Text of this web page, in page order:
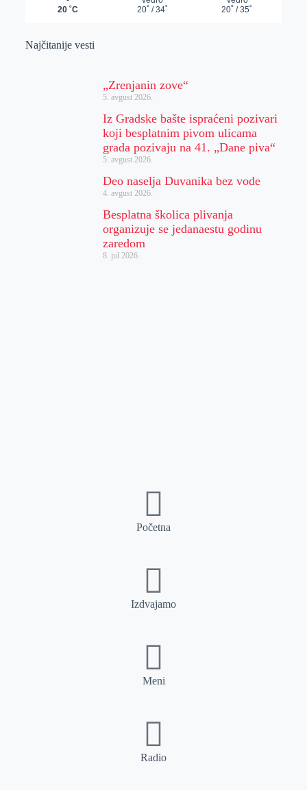
Najčitanije vesti
„Zrenjanin zove“
5. avgust 2026.
Iz Gradske bašte ispraćeni pozivari
koji besplatnim pivom ulicama
grada pozivaju na 41. „Dane piva“
5. avgust 2026.
Deo naselja Duvanika bez vode
4. avgust 2026.
Besplatna školica plivanja
organizuje se jedanaestu godinu
zaredom
8. jul 2026.
Početna
Izdvajamo
Meni
Radio